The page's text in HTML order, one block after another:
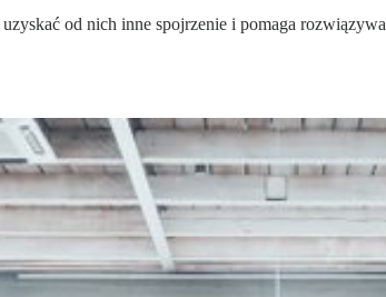
od nich inne spojrzenie i pomaga